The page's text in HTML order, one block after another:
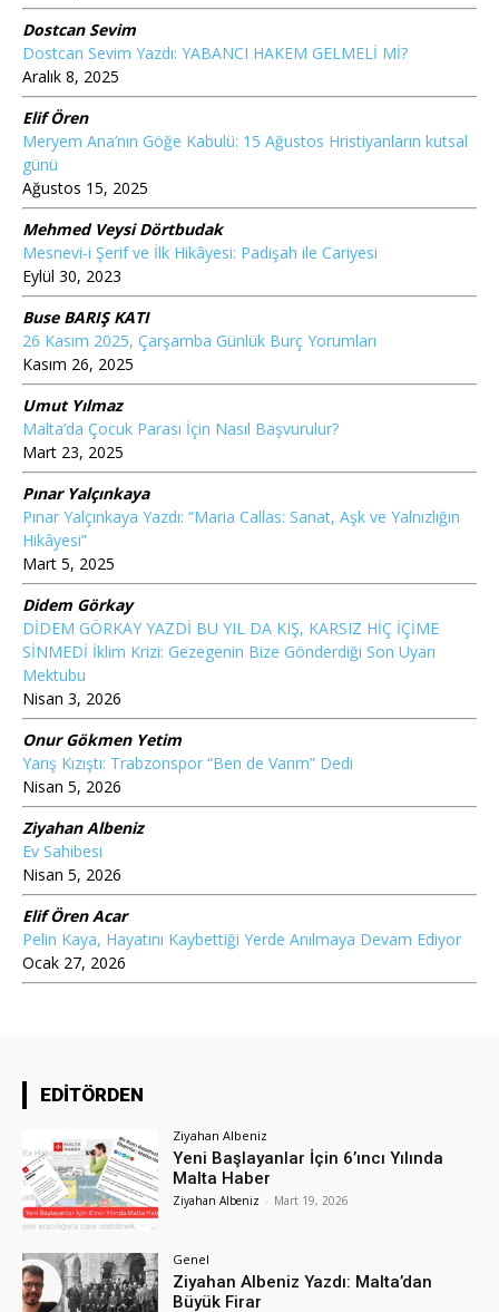
Dostcan Sevim
Dostcan Sevim Yazdı: YABANCI HAKEM GELMELİ Mİ?
Aralık 8, 2025
Elif Ören
Meryem Ana’nın Göğe Kabulü: 15 Ağustos Hristiyanların kutsal
günü
Ağustos 15, 2025
Mehmed Veysi Dörtbudak
Mesnevi-i Şerif ve İlk Hikâyesi: Padişah ile Cariyesi
Eylül 30, 2023
Buse BARIŞ KATI
26 Kasım 2025, Çarşamba Günlük Burç Yorumları
Kasım 26, 2025
Umut Yılmaz
Malta’da Çocuk Parası İçin Nasıl Başvurulur?
Mart 23, 2025
Pınar Yalçınkaya
Pınar Yalçınkaya Yazdı: “Maria Callas: Sanat, Aşk ve Yalnızlığın
Hikâyesi”
Mart 5, 2025
Didem Görkay
DİDEM GÖRKAY YAZDİ BU YIL DA KIŞ, KARSIZ HİÇ İÇİME
SİNMEDİ İklim Krizi: Gezegenin Bize Gönderdiği Son Uyarı
Mektubu
Nisan 3, 2026
Onur Gökmen Yetim
Yarış Kızıştı: Trabzonspor “Ben de Varım” Dedi
Nisan 5, 2026
Ziyahan Albeniz
Ev Sahibesi
Nisan 5, 2026
Elif Ören Acar
Pelin Kaya, Hayatını Kaybettiği Yerde Anılmaya Devam Ediyor
Ocak 27, 2026
EDİTÖRDEN
Ziyahan Albeniz
Yeni Başlayanlar İçin 6’ıncı Yılında
Malta Haber
Ziyahan Albeniz - Mart 19, 2026
Genel
Ziyahan Albeniz Yazdı: Malta’dan
Büyük Firar